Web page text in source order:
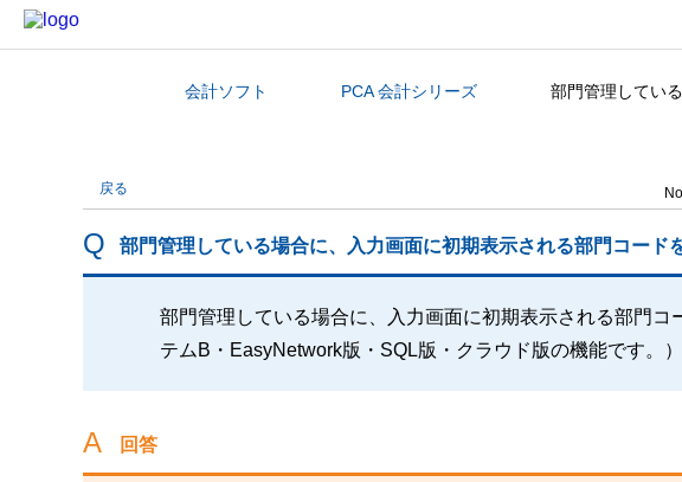
カテゴリから探す
会計ソフト PCA 会計シリーズ 部門管理してい
戻る
部門管理している場合に、入力画面に初期表示される部門コード
部門管理している場合に、入力画面に初期表示される部門
テムB・EasyNetwork版・SQL版・クラウド版の機能です。）
回答